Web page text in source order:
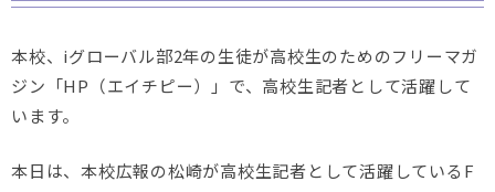
本校、iグローバル部2年の生徒が高校生のためのフリーマガ
ジン「HP（エイチピー）」で、高校生記者として活躍して
います。
本日は、本校広報の松崎が高校生記者として活躍しているF